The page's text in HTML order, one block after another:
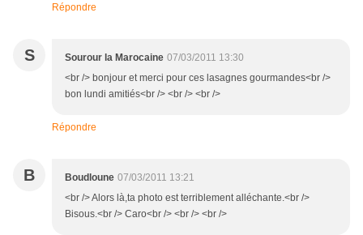
Répondre
S Sourour la Marocaine 07/03/2011 13:30
<br /> bonjour et merci pour ces lasagnes gourmandes<br />
bon lundi amitiés<br /> <br /> <br />
Répondre
B Boudloune 07/03/2011 13:21
<br /> Alors là,ta photo est terriblement alléchante.<br />
Bisous.<br /> Caro<br /> <br /> <br />